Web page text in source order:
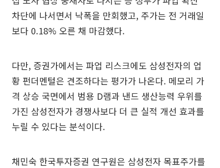
차단에 나서면서 낙폭을 만회했고, 주가는 전 거래일
보다 0.18% 오른 채 마감했다.
다만, 증권가에서는 파업 리스크에도 삼성전자의 업
황 펀더멘털은 견조하다는 평가가 나온다. 메모리 가
격 상승 국면에서 범용 D램과 낸드 생산능력 우위를
가진 삼성전자가 경쟁사보다 더 큰 실적 개선 효과를
누릴 수 있다는 분석이다.
채민숙 한국투자증권 연구원은 삼성전자 목표주가를